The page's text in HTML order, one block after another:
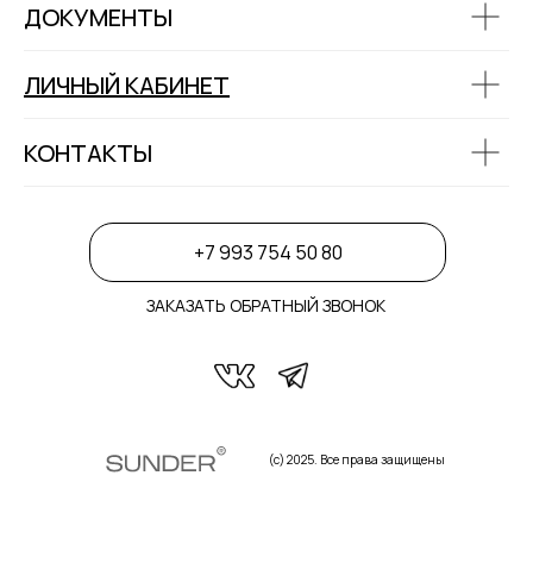
ДОКУМЕНТЫ
ЛИЧНЫЙ КАБИНЕТ
КОНТАКТЫ
+7 993 754 50 80
(с) 2025. Все права защищены
ЗАКАЗАТЬ ОБРАТНЫЙ ЗВОНОК